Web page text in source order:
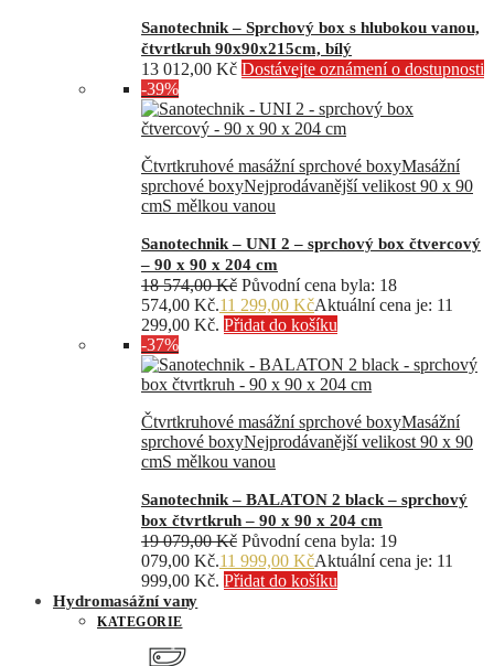
Sanotechnik – Sprchový box s hlubokou vanou,
čtvrtkruh 90x90x215cm, bílý
13 012,00 Kč Dostávejte oznámení o dostupnosti
-39%
Čtvrtkruhové masážní sprchové boxyMasážní
sprchové boxyNejprodávanější velikost 90 x 90
cmS mělkou vanou
Sanotechnik – UNI 2 – sprchový box čtvercový
– 90 x 90 x 204 cm
18 574,00Kč Původní cena byla: 18
574,00 Kč.11 299,00 KčAktuální cena je: 11
299,00 Kč. Přidat do košíku
-37%
Čtvrtkruhové masážní sprchové boxyMasážní
sprchové boxyNejprodávanější velikost 90 x 90
cmS mělkou vanou
Sanotechnik – BALATON 2 black – sprchový
box čtvrtkruh – 90 x 90 x 204 cm
19 079,00Kč Původní cena byla: 19
079,00 Kč.11 999,00 KčAktuální cena je: 11
999,00 Kč. Přidat do košíku
Hydromasážní vany
KATEGORIE